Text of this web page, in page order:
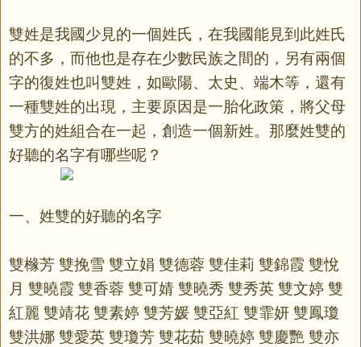
雙姓是我國少見的一個姓氏，在我國能見到此姓氏
的不多，而他也是存在少數民族之間的，另有兩個
字的復姓也叫雙姓，如歐陽、太史、端木等，還有
一種雙姓的出現，主要原因是一胎化政策，將父母
雙方的姓組合在一起，創造一個新姓。那麼姓雙的
好聽的名字有哪些呢？
一、姓雙的好聽的名字
雙橼芳 雙挽雪 雙立娟 雙德蓉 雙佳莉 雙錦霞 雙悅
月 雙曉霞 雙香蓉 雙可婧 雙曉秀 雙秀英 雙文婷 雙
紅麗 雙靖花 雙素婷 雙芳媛 雙亞紅 雙霏妍 雙鳳瓊
雙洪娜 雙愛英 雙瓊芳 雙花茹 雙曉婷 雙慶艷 雙亦